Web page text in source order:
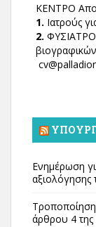
ΚΕΝΤΡΟ
1. Ιατρούς
2.
Ενημέρωση
αξιολόγησης
Τροποποίηση
άρθρου 4 της